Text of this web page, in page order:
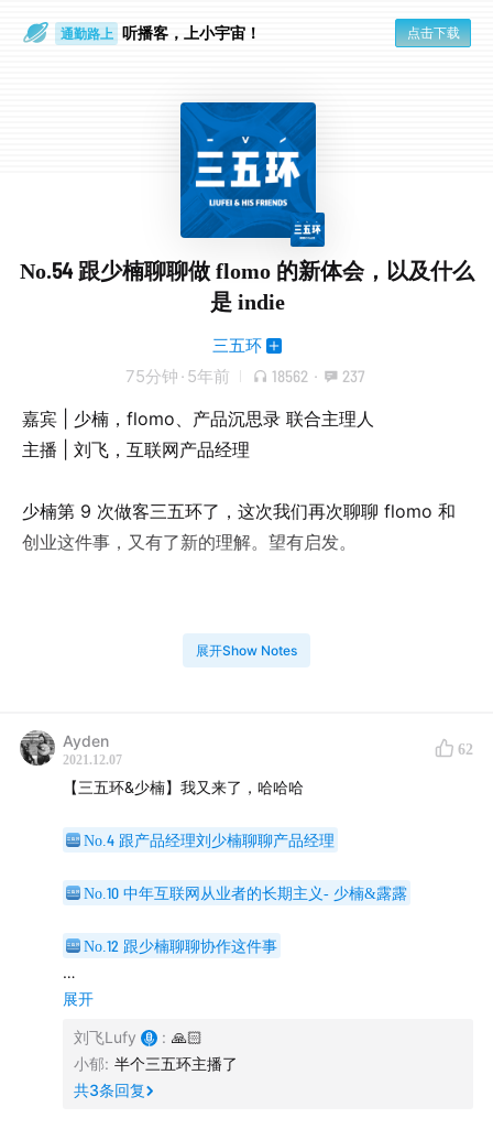
通勤路上 听播客，上小宇宙！ 点击下载
No.54 跟少楠聊聊做 flomo 的新体会，以及什么
是 indie
三五环
75分钟 · 5年前 18562 · 237
嘉宾 | 少楠，flomo、产品沉思录 联合主理人
主播 | 刘飞，互联网产品经理
少楠第 9 次做客三五环了，这次我们再次聊聊 flomo 和
创业这件事，又有了新的理解。望有启发。
1:24Part1 聊聊对「增长」的新理解
现在如同货架时代，「定位」再次变得重要
单纯的功能已经没那么有差异化了
Part2 对产品的新理解
在大公司「总得」做点啥，「总得」很可怕
产品经理需要浸泡在用户的语境里
用户画像常常是无法预料的，flomo 并不是精英的工具
展开Show Notes
Ayden
2021.12.07
62
【三五环&少楠】我又来了，哈哈哈
No.4 跟产品经理刘少楠聊聊产品经理
No.10 中年互联网从业者的长期主义- 少楠&露露
No.12 跟少楠聊聊协作这件事
No.22 跟少楠聊聊产品思维地图
No.36 跟少楠聊聊平台治理和机制设计
No.42 跟少楠聊聊大厂和创业，以及如今的独立开发者生
展开
刘飞Lufy : 🙏🏻
小郁: 半个三五环主播了
共3条回复